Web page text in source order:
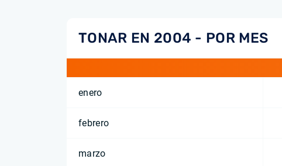
TONAR EN 2004 - POR MES
enero
febrero
marzo